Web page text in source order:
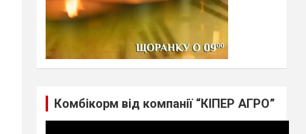
Комбікорм від компанії “КІПЕР АГРО”